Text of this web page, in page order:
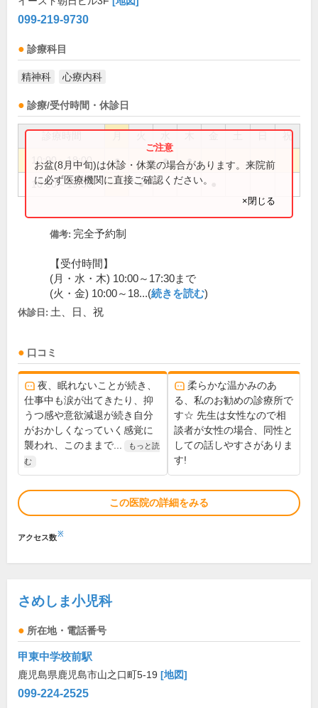
099-219-9730
診療科目
精神科 心療内科
診療/受付時間・休診日
祝
10:00～18:00 ● ● ●
10:00～19:30 ●
お盆(8月中旬)は休診・休業の場合があります。来院前
に必ず医療機関に直接ご確認ください。
×閉じる
備考: 完全予約制
【受付時間】
(月・水・木) 10:00～17:30まで
(火・金) 10:00～18...(続きを読む)
休診日: 土、日、祝
口コミ
夜、眠れないことが続き、
仕事中も涙が出てきたり、抑
うつ感や意欲減退が続き自分
がおかしくなっていく感覚に
襲われ、このままで...
もっと読
む
柔らかな温かみのあ
る、私のお勧めの診療所で
す☆ 先生は女性なので相
談者が女性の場合、同性と
しての話しやすさがありま
す!
この医院の詳細をみる
アクセス数※
さめしま小児科
所在地・電話番号
甲東中学校前駅
鹿児島県鹿児島市山之口町5-19 [地図]
099-224-2525